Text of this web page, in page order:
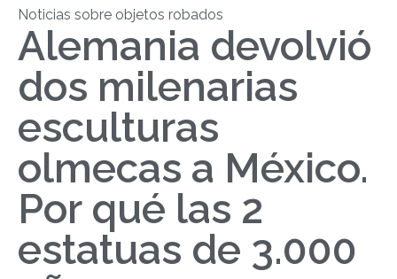
Noticias sobre objetos robados
Alemania devolvió
dos milenarias
esculturas
olmecas a México.
Por qué las 2
estatuas de 3.000